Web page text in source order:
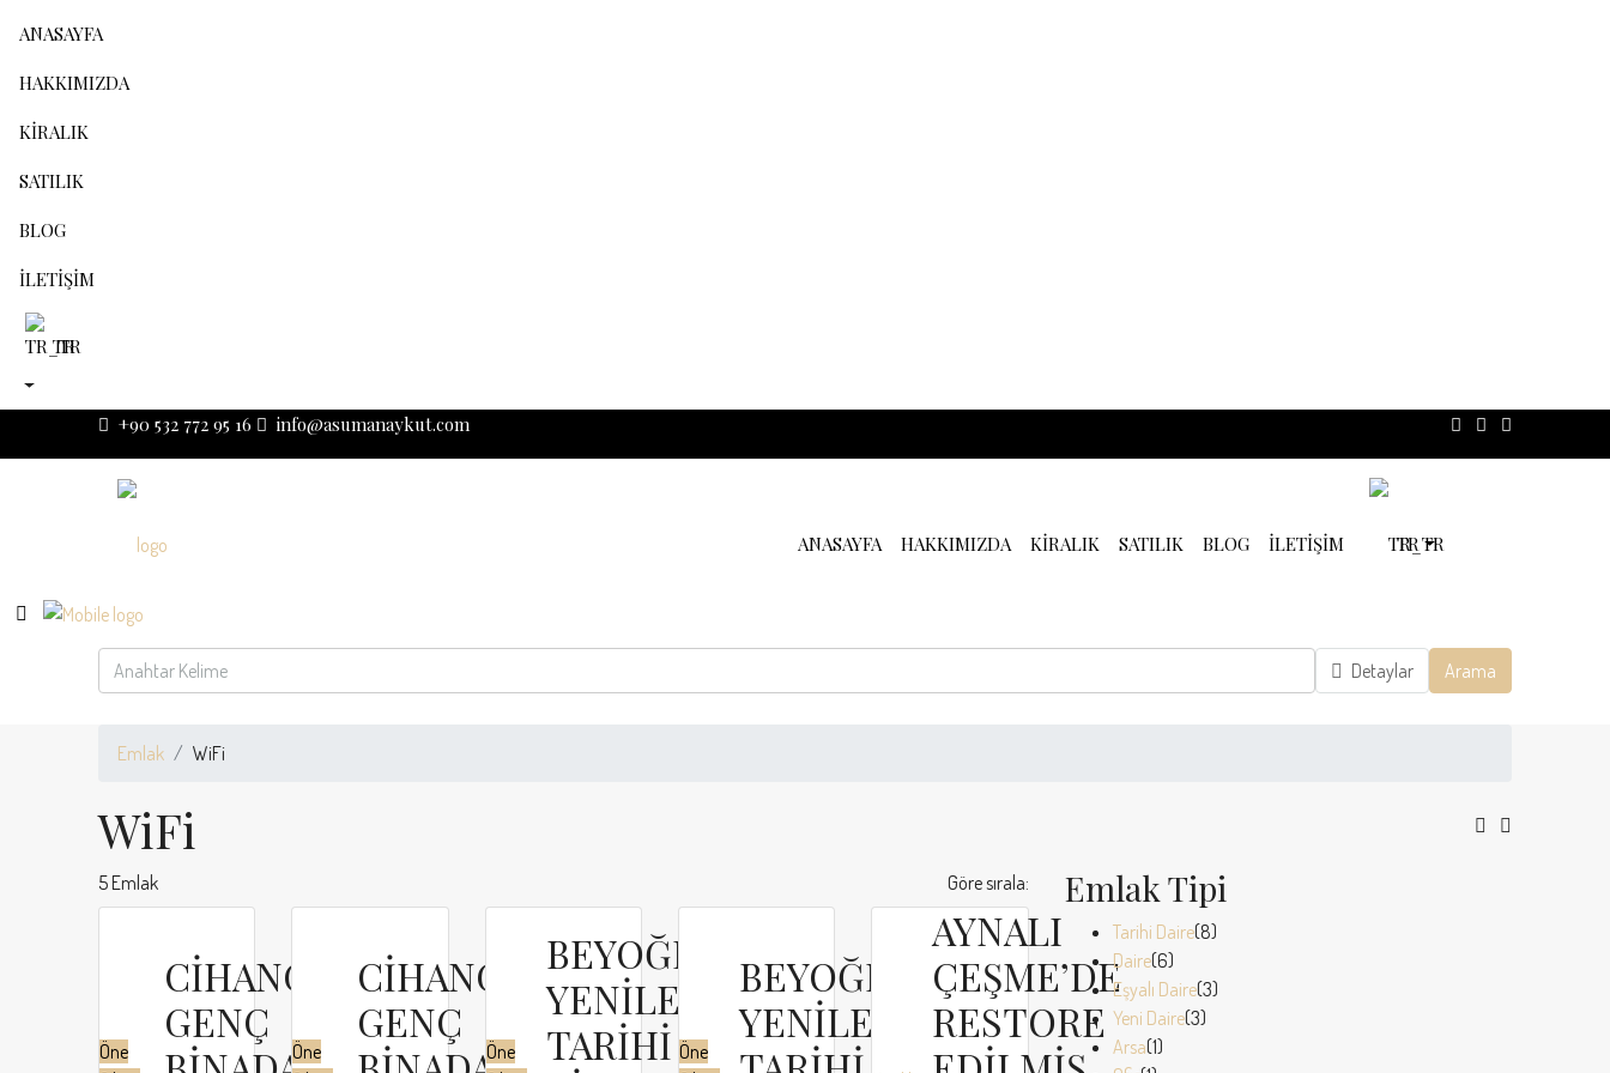
ANASAYFA
HAKKIMIZDA
KIRALIK
SATILIK
BLOG
İLETIŞIM
TR
+90 532 772 95 16 info@asumanaykut.com
ANASAYFA HAKKIMIZDA KIRALIK SATILIK BLOG İLETIŞIM TR
Detaylar Arama
Emlak WiFi
WiFi
5 Emlak Göre sırala:
Öne
CİHANGİR’DE
GENÇ
Öne
CİHANGİR’DE
GENÇ
Öne
BEYOĞLU’NDA
YENİLENMİŞ
TARİHİ Öne
BEYOĞLUN’DA
YENİLENMİŞ
AYNALI
ÇEŞME’DE
RESTORE
Emlak Tipi
Tarihi Daire(8)
Daire(6)
Eşyalı Daire(3)
Yeni Daire(3)
Arsa(1)